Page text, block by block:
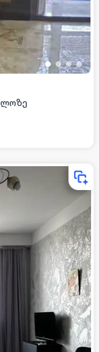
• •••